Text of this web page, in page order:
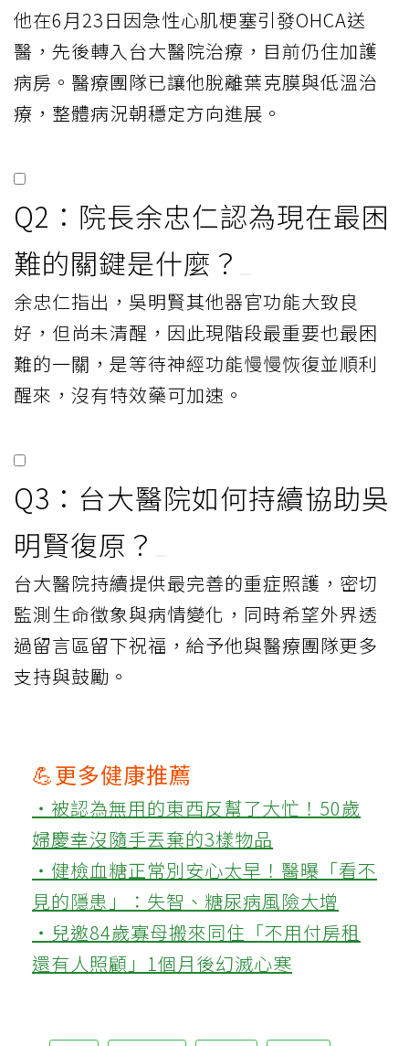
他在6月23日因急性心肌梗塞引發OHCA送
醫，先後轉入台大醫院治療，目前仍住加護
病房。醫療團隊已讓他脫離葉克膜與低溫治
療，整體病況朝穩定方向進展。
Q2：院長余忠仁認為現在最困
難的關鍵是什麼？
余忠仁指出，吳明賢其他器官功能大致良
好，但尚未清醒，因此現階段最重要也最困
難的一關，是等待神經功能慢慢恢復並順利
醒來，沒有特效藥可加速。
Q3：台大醫院如何持續協助吳
明賢復原？
台大醫院持續提供最完善的重症照護，密切
監測生命徵象與病情變化，同時希望外界透
過留言區留下祝福，給予他與醫療團隊更多
支持與鼓勵。
💪更多健康推薦
‧被認為無用的東西反幫了大忙！50歲
婦慶幸沒隨手丟棄的3樣物品
‧健檢血糖正常別安心太早！醫曝「看不
見的隱患」：失智、糖尿病風險大增
‧兒邀84歲寡母搬來同住「不用付房租
還有人照顧」1個月後幻滅心寒